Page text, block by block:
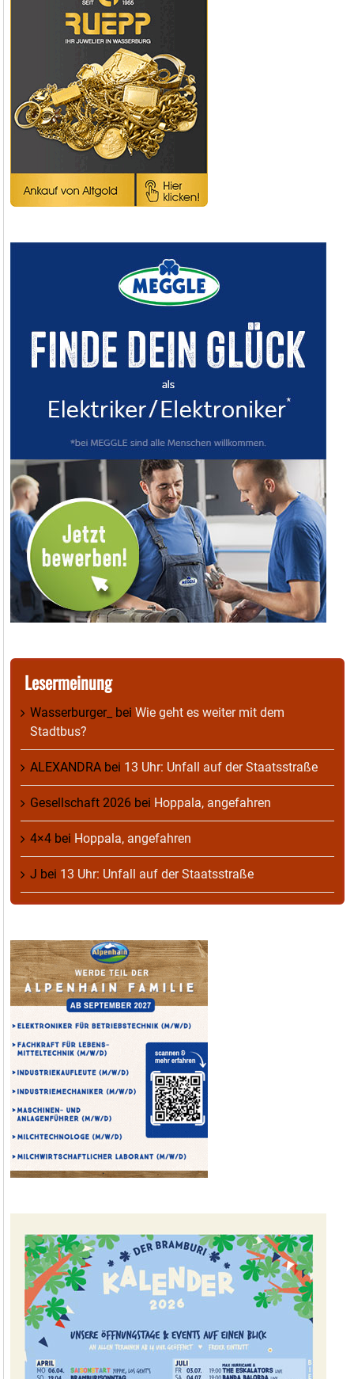
Lesermeinung
Wasserburger_ bei Wie geht es weiter mit dem
Stadtbus?
ALEXANDRA bei 13 Uhr: Unfall auf der Staatsstraße
Gesellschaft 2026 bei Hoppala, angefahren
4×4 bei Hoppala, angefahren
J bei 13 Uhr: Unfall auf der Staatsstraße